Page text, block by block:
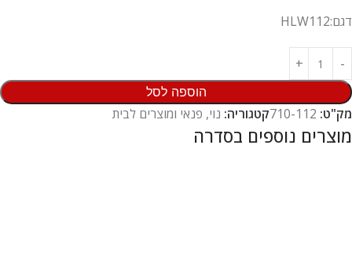
דגם:HLW112
הוספה לסל
מק"ט: 710-112קטגוריה: נוי, פנאי ומוצרים לבית